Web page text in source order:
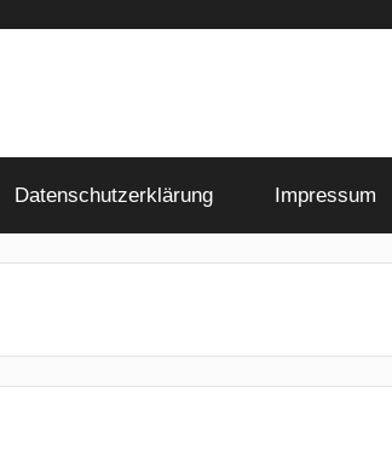
Datenschutzerklärung Impressum